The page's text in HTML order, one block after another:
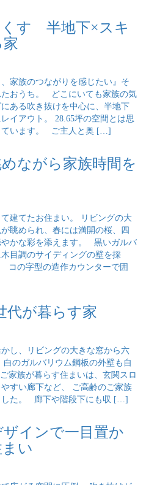
くす 半地下×スキ
家族のつながりを感じたい』そ
おうち。 どこにいても家族の気
ある吹き抜けを中心に、半地下
イアウト。 28.65坪の空間とは思
ています。 ご主人と奥 […]
ながら家族時間を
建てたお住まい。 リビングの大
眺められ、春には満開の桜、四
かな彩を添えます。 黒いガルバ
目調のサイディングの壁を採
コの字型の造作カウンターで囲
代が暮らす家
し、リビングの大きな窓から六
のガルバリウム鋼板の外壁も自
家族が暮らす住まいは、玄関スロ
すい廊下など、 ご高齢のご家族
した。 廊下や階段下にも収 […]
インで一目置か
い